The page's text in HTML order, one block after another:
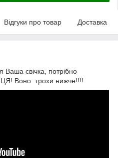
Відгуки про товар Доставка
Ваша свічка, потрібно
Воно трохи нижче!!!!